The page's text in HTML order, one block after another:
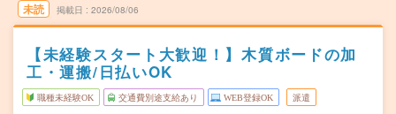
未読 掲載日 2026/08/06
【未経験スタート大歓迎！】木質ボードの加
工・運搬/日払いOK
職種未経験OK 交通費別途支給あり WEB登録OK 派遣